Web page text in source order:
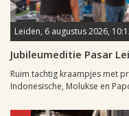
Leiden, 6 augustus 2026,
Jubileumeditie Pasar
Ruim tachtig kraampjes met
Indonesische, Molukse en